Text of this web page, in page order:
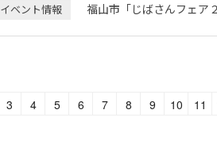
イベント情報 福山市「じばさんフェア
3 4 5 6 7 8 9 10 11